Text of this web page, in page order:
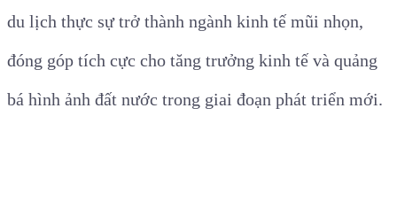
du lịch thực sự trở thành ngành kinh tế mũi nhọn,
đóng góp tích cực cho tăng trưởng kinh tế và quảng
bá hình ảnh đất nước trong giai đoạn phát triển mới.